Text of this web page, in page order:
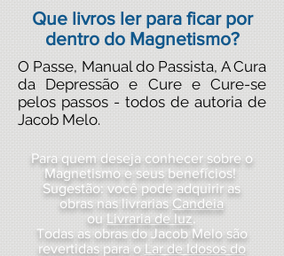
Que livros ler para ficar por
dentro do Magnetismo?
O Passe, Manual do Passista, A Cura
da Depressão e Cure e Cure-se
pelos passos - todos de autoria de
Jacob Melo.
Para quem deseja conhecer sobre o
Magnetismo e seus benefícios!
Sugestão: você pode adquirir as
obras nas livrarias Candeia
ou Livraria de luz.
Todas as obras do Jacob Melo são
revertidas para o Lar de Idosos do